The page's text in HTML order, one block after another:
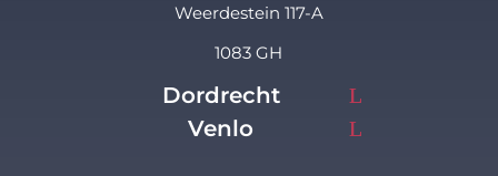
Weerdestein 117-A
1083 GH
Dordrecht
Venlo